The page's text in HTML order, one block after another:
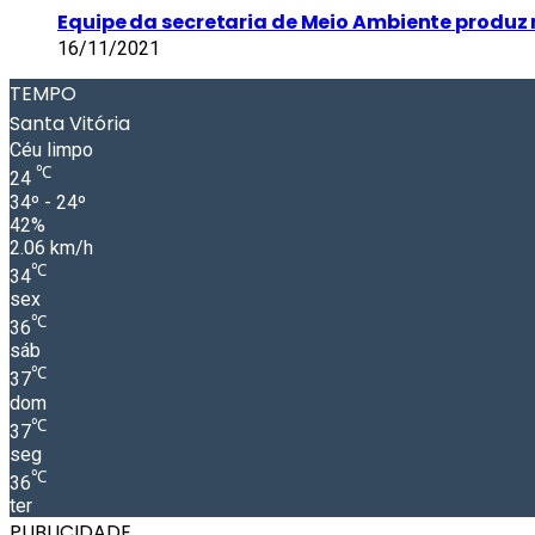
Equipe da secretaria de Meio Ambiente
16/11/2021
TEMPO
Santa Vitória
Céu limpo
24 ℃
34º - 24º
42%
2.06 km/h
34℃
sex
36℃
sáb
37℃
dom
37℃
seg
36℃
ter